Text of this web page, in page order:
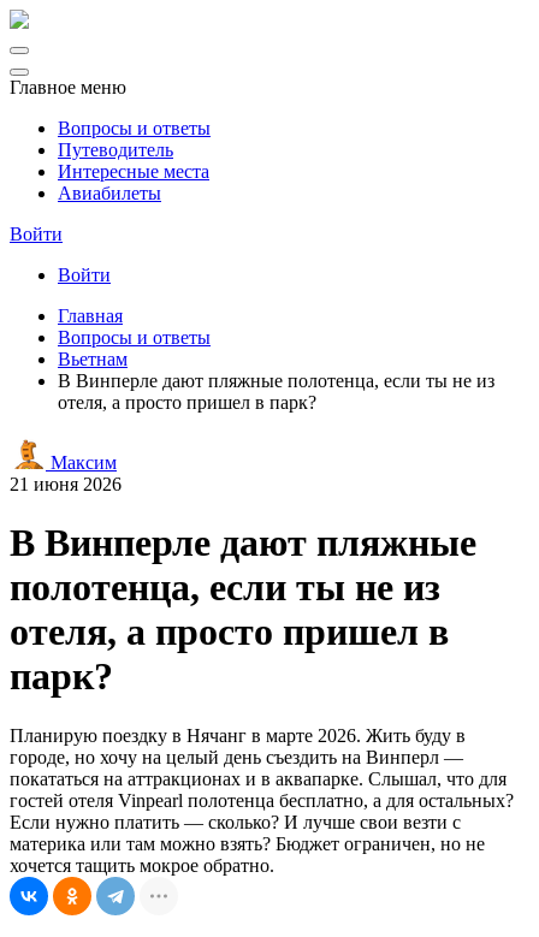
Главное меню
Вопросы и ответы
Путеводитель
Интересные места
Авиабилеты
Войти
Войти
Главная
Вопросы и ответы
Вьетнам
В Винперле дают пляжные полотенца, если ты не из
отеля, а просто пришел в парк?
Максим
21 июня 2026
В Винперле дают пляжные
полотенца, если ты не из
отеля, а просто пришел в
парк?
Планирую поездку в Нячанг в марте 2026. Жить буду в
городе, но хочу на целый день съездить на Винперл —
покататься на аттракционах и в аквапарке. Слышал, что для
гостей отеля Vinpearl полотенца бесплатно, а для остальных?
Если нужно платить — сколько? И лучше свои везти с
материка или там можно взять? Бюджет ограничен, но не
хочется тащить мокрое обратно.